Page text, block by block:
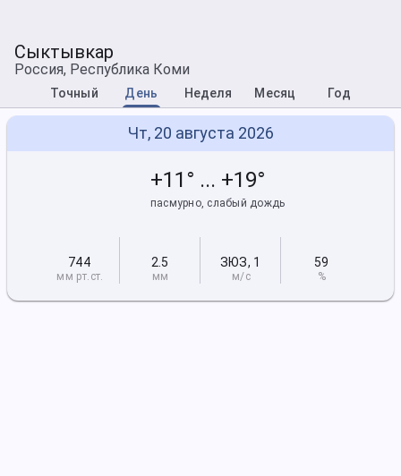
Сыктывкар
Россия, Республика Коми
Точный День Неделя Месяц Год
Чт, 20 августа 2026
+11° ... +19°
пасмурно, слабый дождь
744
мм рт.ст.
2.5
мм
ЗЮЗ, 1
м/с
59
%